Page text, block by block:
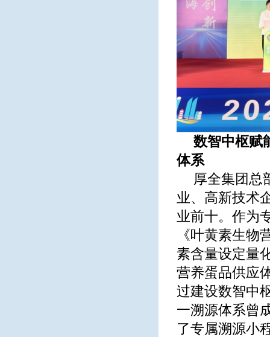
数智中枢赋
体系
厚全集团总
业、高新技术
业前十。作为
《叶黄素生
素含量设定量
营养蛋品供应
过建设数智中
一溯源体系曾
了专属溯源小